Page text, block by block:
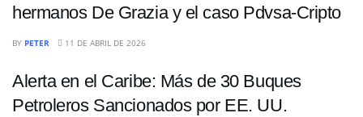
hermanos De Grazia y el caso Pdvsa-Cripto
BY PETER 11 DE ABRIL DE 2026
Alerta en el Caribe: Más de 30 Buques
Petroleros Sancionados por EE. UU.